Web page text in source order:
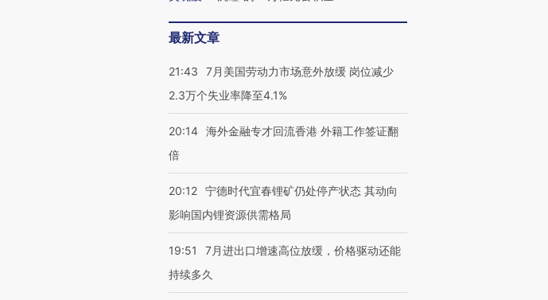
最新文章
21:43
7月美国劳动力市场意外放缓 岗位减少
2.3万个失业率降至4.1%
20:14 海外金融专才回流香港 外籍工作签证翻
倍
20:12 宁德时代宜春锂矿仍处停产状态 其动向
影响国内锂资源供需格局
19:51
7月进出口增速高位放缓，价格驱动还能
持续多久